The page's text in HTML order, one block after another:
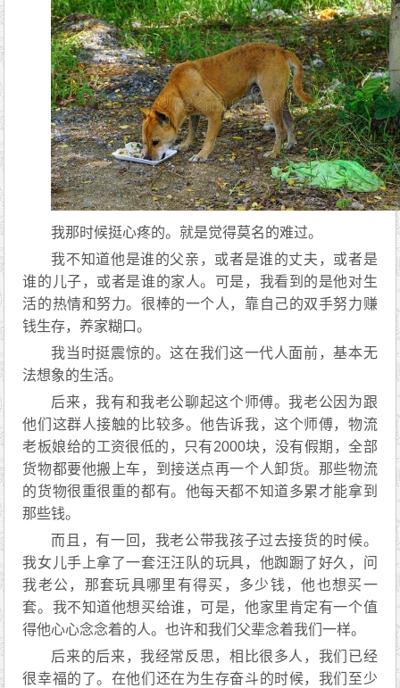
我那时候挺心疼的。就是觉得莫名的难过。
我不知道他是谁的父亲，或者是谁的丈夫，或者是
谁的儿子，或者是谁的家人。可是，我看到的是他对生
活的热情和努力。很棒的一个人，靠自己的双手努力赚
钱生存，养家糊口。
我当时挺震惊的。这在我们这一代人面前，基本无
法想象的生活。
后来，我有和我老公聊起这个师傅。我老公因为跟
他们这群人接触的比较多。他告诉我，这个师傅，物流
老板娘给的工资很低的，只有2000块，没有假期，全部
货物都要他搬上车，到接送点再一个人卸货。那些物流
的货物很重很重的都有。他每天都不知道多累才能拿到
那些钱。
而且，有一回，我老公带我孩子过去接货的时候。
我女儿手上拿了一套汪汪队的玩具，他踟蹰了好久，问
我老公，那套玩具哪里有得买，多少钱，他也想买一
套。我不知道他想买给谁，可是，他家里肯定有一个值
得他心心念念着的人。也许和我们父辈念着我们一样。
后来的后来，我经常反思，相比很多人，我们已经
很幸福的了。在他们还在为生存奋斗的时候，我们至少